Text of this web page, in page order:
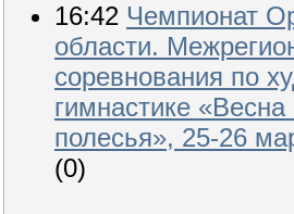
16:42 Чемпионат
области.
соревнования по
гимнастике
полесья», 25-26
(0)